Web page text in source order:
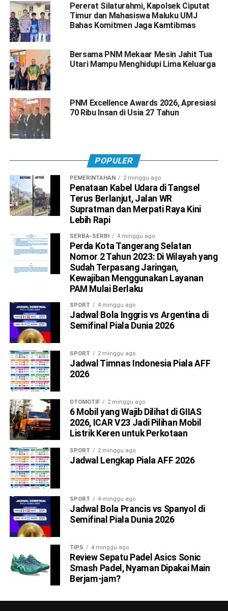
Pererat Silaturahmi, Kapolsek Ciputat
Timur dan Mahasiswa Maluku UMJ
Bahas Komitmen Jaga Kamtibmas
Bersama PNM Mekaar Mesin Jahit Tua
Utari Mampu Menghidupi Lima Keluarga
PNM Excellence Awards 2026, Apresiasi
70 Ribu Insan di Usia 27 Tahun
POPULER
PEMERINTAHAN 2 minggu ago
Penataan Kabel Udara di Tangsel
Terus Berlanjut, Jalan WR
Supratman dan Merpati Raya Kini
Lebih Rapi
SERBA-SERBI 4 minggu ago
Perda Kota Tangerang Selatan
Nomor 2 Tahun 2023: Di Wilayah yang
Sudah Terpasang Jaringan,
Kewajiban Menggunakan Layanan
PAM Mulai Berlaku
SPORT 4 minggu ago
Jadwal Bola Inggris vs Argentina di
Semifinal Piala Dunia 2026
SPORT 2 minggu ago
Jadwal Timnas Indonesia Piala AFF
2026
OTOMOTIF 2 minggu ago
6 Mobil yang Wajib Dilihat di GIIAS
2026, ICAR V23 Jadi Pilihan Mobil
Listrik Keren untuk Perkotaan
SPORT 2 minggu ago
Jadwal Lengkap Piala AFF 2026
SPORT 4 minggu ago
Jadwal Bola Prancis vs Spanyol di
Semifinal Piala Dunia 2026
TIPS 4 minggu ago
Review Sepatu Padel Asics Sonic
Smash Padel, Nyaman Dipakai Main
Berjam-jam?